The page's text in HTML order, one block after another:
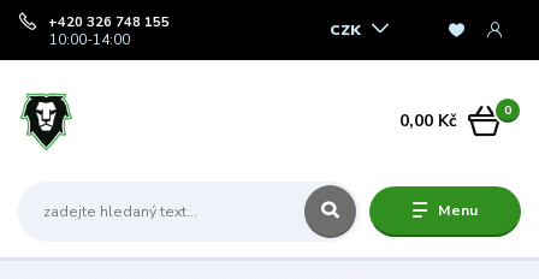
Menu
CZK
+420 326 748 155
10:00-14:00
0
0,00 Kč